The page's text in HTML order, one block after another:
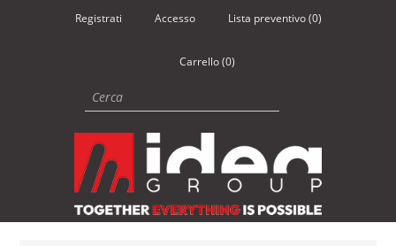
Registrati Accesso Lista preventivo (0)
Carrello (0)